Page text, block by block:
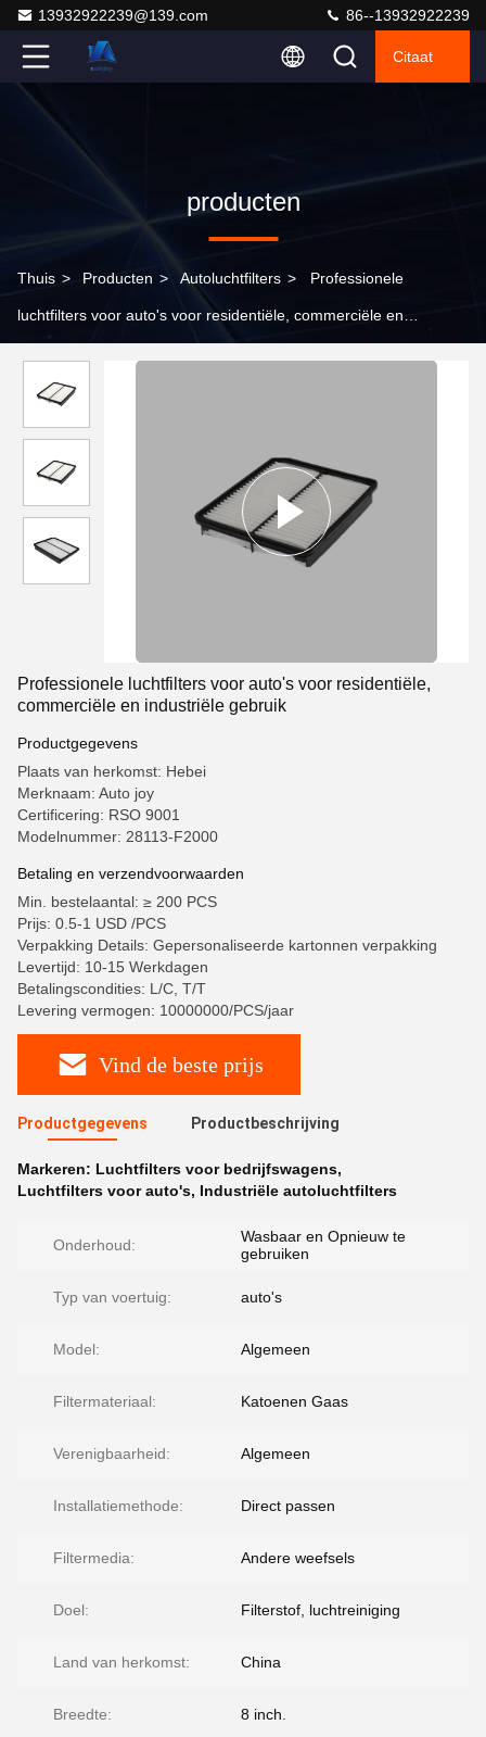
13932922239@139.com 86--13932922239
Citaat
producten
Thuis > Producten > Autoluchtfilters > Professionele
luchtfilters voor auto's voor residentiële, commerciële en
Professionele luchtfilters voor auto's voor residentiële,
commerciële en industriële gebruik
Productgegevens
Plaats van herkomst: Hebei
Merknaam: Auto joy
Certificering: RSO 9001
Modelnummer: 28113-F2000
Betaling en verzendvoorwaarden
Min. bestelaantal: ≥ 200 PCS
Prijs: 0.5-1 USD /PCS
Verpakking Details: Gepersonaliseerde kartonnen verpakking
Levertijd: 10-15 Werkdagen
Betalingscondities: L/C, T/T
Levering vermogen: 10000000/PCS/jaar
Vind de beste prijs
Productgegevens Productbeschrijving
Markeren: Luchtfilters voor bedrijfswagens,
Luchtfilters voor auto's, Industriële autoluchtfilters
Onderhoud:
Wasbaar en Opnieuw te
gebruiken
Typ van voertuig: auto's
Model: Algemeen
Filtermateriaal: Katoenen Gaas
Verenigbaarheid: Algemeen
Installatiemethode: Direct passen
Filtermedia: Andere weefsels
Doel: Filterstof, luchtreiniging
Land van herkomst: China
Breedte: 8 inch.